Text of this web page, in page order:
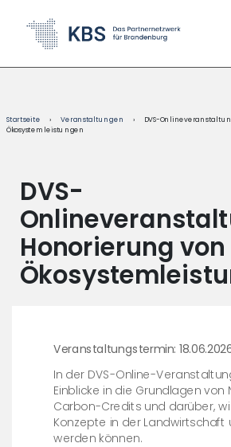
Startseite › Veranstaltungen ›
DVS-
Ökosystemleistungen
DVS-
Honorierung von
Veranstaltungstermin:
In der DVS-Online-
Einblicke in die Grundlagen
Carbon-Credits und darüber,
Konzepte in der Landwirtschaft
werden können.